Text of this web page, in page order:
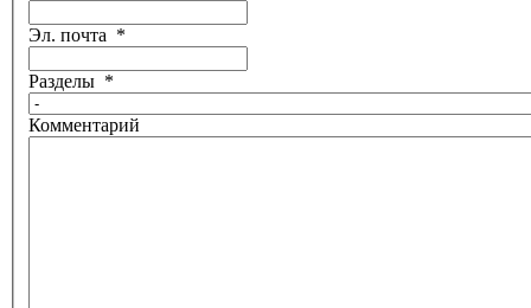
Эл. почта *
Разделы *
Комментарий